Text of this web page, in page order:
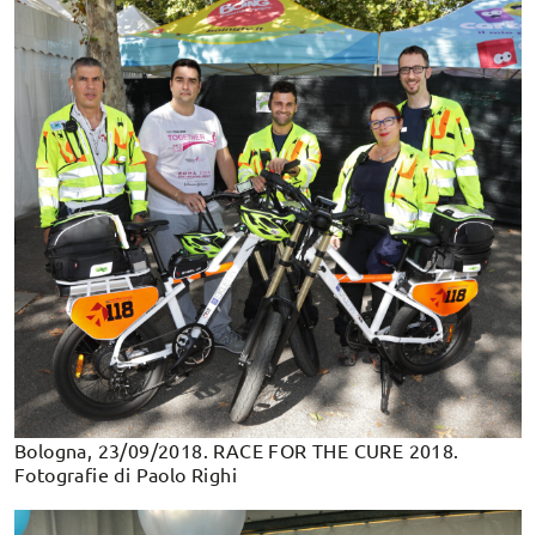
Bologna, 23/09/2018. RACE FOR THE CURE 2018.
Fotografie di Paolo Righi